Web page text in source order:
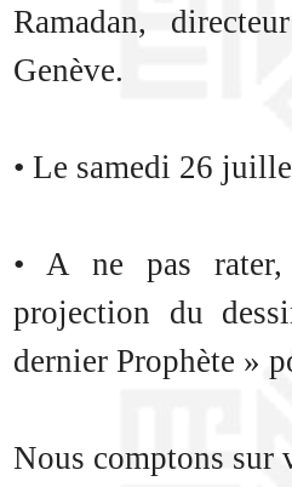
Ramadan,
Genève.
• Le samedi 26
• A ne pas
projection du
dernier Prophète »
Nous comptons sur